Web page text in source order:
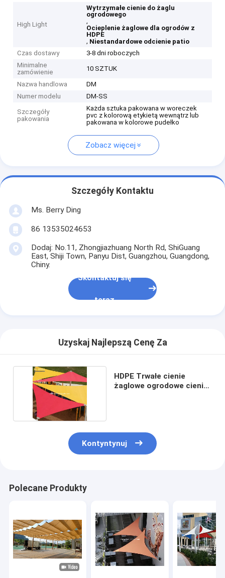
High Light
Wytrzymałe cienie do żaglu
ogrodowego
,
Ocieplenie żaglowe dla ogrodów z
HDPE
, Niestandardowe odcienie patio
Czas dostawy
3-8 dni roboczych
Minimalne
zamówienie
10 SZTUK
Nazwa handlowa
DM
Numer modelu
DM-SS
Szczegóły
pakowania
Każda sztuka pakowana w woreczek
pvc z kolorową etykietą wewnątrz lub
pakowana w kolorowe pudełko
Zobacz więcej
Szczegóły Kontaktu
Ms. Berry Ding
86 13535024653
Dodaj: No.11, Zhongjiazhuang North Rd, ShiGuang
East, Shiji Town, Panyu Dist, Guangzhou, Guangdong,
Chiny.
Skontaktuj się
teraz
Uzyskaj Najlepszą Cenę Za
HDPE Trwałe cienie
żaglowe ogrodowe cienie
Kontyntynuj
Polecane Produkty